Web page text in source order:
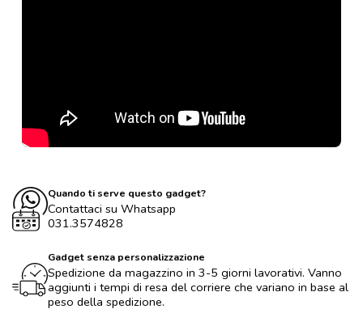
Quando ti serve questo gadget?
Contattaci su Whatsapp
031.3574828
Gadget senza personalizzazione
Spedizione da magazzino in 3-5 giorni lavorativi. Vanno
aggiunti i tempi di resa del corriere che variano in base al
peso della spedizione.